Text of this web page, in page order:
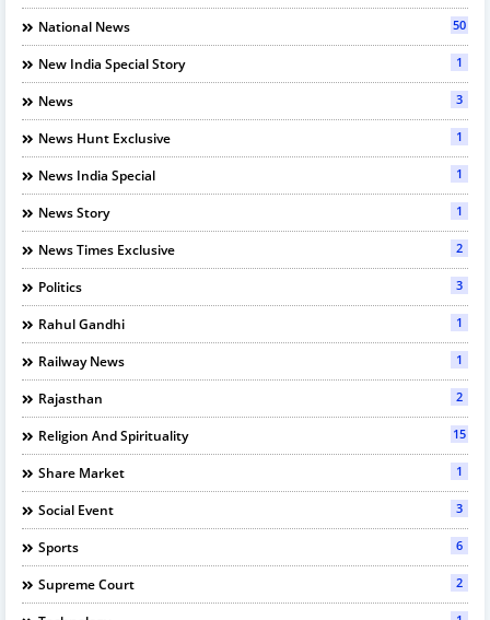
National News 50
New India Special Story 1
News 3
News Hunt Exclusive 1
News India Special 1
News Story 1
News Times Exclusive 2
Politics 3
Rahul Gandhi 1
Railway News 1
Rajasthan 2
Religion And Spirituality 15
Share Market 1
Social Event 3
Sports 6
Supreme Court 2